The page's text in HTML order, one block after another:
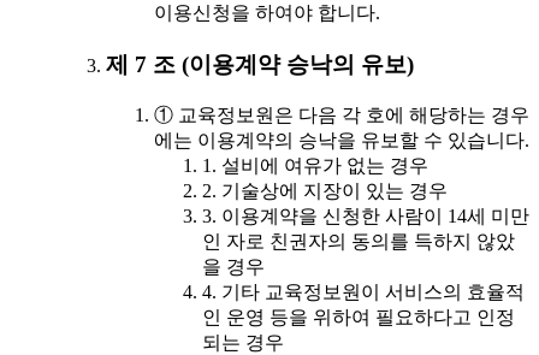
이용신청을 하여야 합니다.
제 7 조 (이용계약 승낙의 유보)
① 교육정보원은 다음 각 호에 해당하는 경우
에는 이용계약의 승낙을 유보할 수 있습니다.
1. 설비에 여유가 없는 경우
2. 기술상에 지장이 있는 경우
3. 이용계약을 신청한 사람이 14세 미만
인 자로 친권자의 동의를 득하지 않았
을 경우
4. 기타 교육정보원이 서비스의 효율적
인 운영 등을 위하여 필요하다고 인정
되는 경우